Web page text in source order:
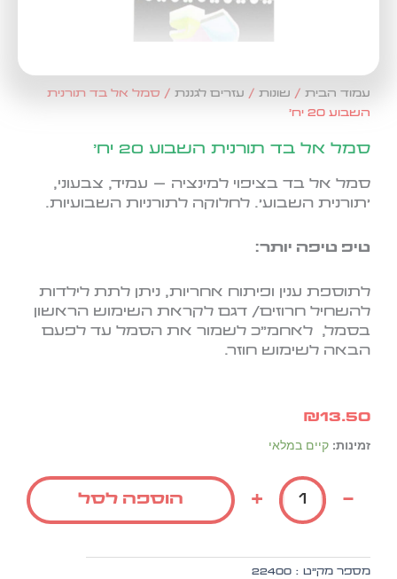
עמוד הבית/שונות/עזרים לגננת/ סמל אל בד תורנית
השבוע 20 יח'
סמל אל בד תורנית השבוע 20 יח'
סמל אל בד בציפוי למינציה – עמיד, צבעוני,
'תורנית השבוע'. לחלוקה לתורניות השבועיות.
טיפ טיפה יותר:
לתוספת ענין ופיתוח אחריות, ניתן לתת לילדות
להשחיל חרוזים/ דגם לקראת השימוש הראשון
בסמל, לאחמ"כ לשמור את הסמל עד לפעם
הבאה לשימוש חוזר.
₪13.50
זמינות: קיים במלאי
כמות
סמל
אל
השבוע
הוספה לסל
מספר מק״ט :22400